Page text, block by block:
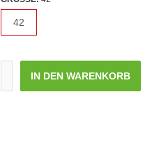
42
IN DEN WARENKORB